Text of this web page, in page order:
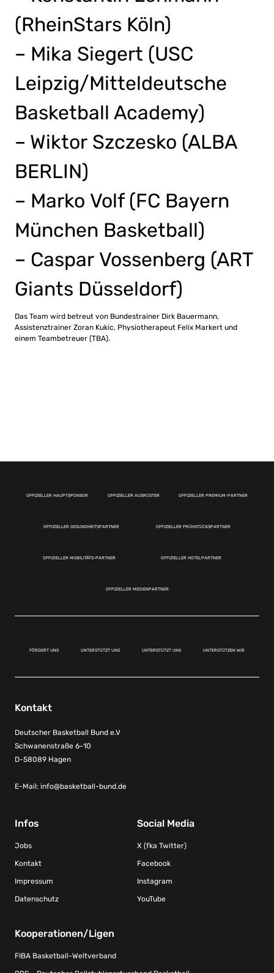
(RheinStars Köln)
– Mika Siegert (USC
Leipzig/Mitteldeutsche
Basketball Academy)
– Wiktor Szczesko (ALBA
BERLIN)
– Marko Volf (FC Bayern
München Basketball)
– Caspar Vossenberg (ART
Giants Düsseldorf)
Das Team wird betreut von Bundestrainer Dirk Bauermann,
Assistenztrainer Zoran Kukic, Physiotherapeut Felix Markert und
einem Teambetreuer (TBA).
OFFIZIELLER HAUPTSPONSOR OFFIZIELLER AUSRÜSTER OFFIZIELLER PREMIUM-PARTNER
OFFIZIELLER GESUNDHEITSPARTNER OFFIZIELLER FRÜHSTÜCKSPARTNER
OFFIZIELLER MOBILITÄTS-PARTNER OFFIZIELLER HOTELPARTNER
OFFIZIELLER MEDIENPARTNER
FÖRDERT UNS UNTERSTÜTZT UNS UNTERSTÜTZT UNS UNTERSTÜTZEN WIR
Kontakt
Deutscher Basketball Bund e.V
Schwanenstraße 6-10
D-58089 Hagen
E-Mail: info@basketball-bund.de
Infos
Jobs
Kontakt
Impressum
Datenschutz
Social Media
X (fka Twitter)
Facebook
Instagram
YouTube
Kooperationen/Ligen
FIBA Basketball-Weltverband